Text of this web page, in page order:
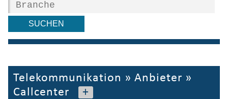
Telekommunikation » Anbieter »
Callcenter
+